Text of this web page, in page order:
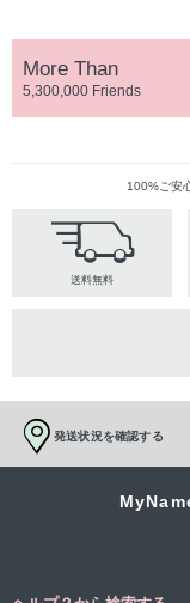
More Than
5,300,000 Friends
100%ご安
送料無料
発送状況を確認する